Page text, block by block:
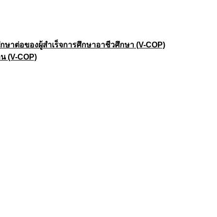
าต่อของผู้สำเร็จการศึกษาอาชีวศึกษา (V-COP)
(V-COP)